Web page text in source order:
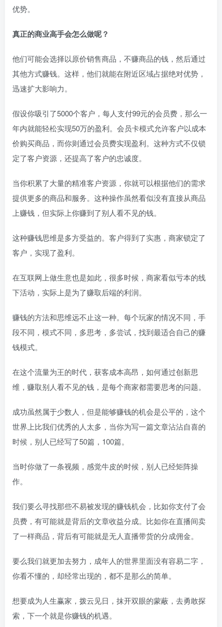
优势。
真正的商业高手会怎么做呢？
他们可能会选择以原价销售商品，不赚商品的钱，然后通过
其他方式赚钱。这样，他们就能在附近区域占据绝对优势，
迅速扩大影响力。
假设你吸引了5000个客户，每人支付99元的会员费，那么一
年内就能轻松实现50万的盈利。会员卡模式允许客户以成本
价购买商品，而你则通过会员费实现盈利。这种方式不仅锁
定了客户资源，还提高了客户的忠诚度。
当你积累了大量的精准客户资源，你就可以根据他们的需求
提供更多的商品和服务。这种操作虽然看似没有直接从商品
上赚钱，但实际上你赚到了别人看不见的钱。
这种赚钱思维是多方受益的。客户得到了实惠，商家锁定了
客户，实现了盈利。
在互联网上做生意也是如此，很多时候，商家看似亏本的线
下活动，实际上是为了赚取后端的利润。
赚钱的方法和思维远不止这一种。每个玩家的情况不同，手
段不同，模式不同，多思考，多尝试，找到最适合自己的赚
钱模式。
在这个流量为王的时代，获客成本高昂，如何通过创新思
维，赚取别人看不见的钱，是每个商家都需要思考的问题。
成功虽然属于少数人，但是能够赚钱的机会是公平的，这个
世界上比我们优秀的人太多，当你为写一篇文章沾沾自喜的
时候，别人已经写了50篇，100篇。
当时你做了一条视频，感觉牛皮的时候，别人已经矩阵操
作。
我们要么寻找那些不易被发现的赚钱机会，比如你支付了会
员费，有可能就是背后的文章收益分成。比如你在直播间卖
了一样商品，背后有可能就是无人直播带货的分成佣金。
要么我们就更加去努力，成年人的世界里面没有容易二字，
你看不懂的，却经常出现的，都不是那么的简单。
想要成为人生赢家，拨云见日，抹开双眼的蒙蔽，去勇敢探
索，下一个就是你赚钱的机遇。